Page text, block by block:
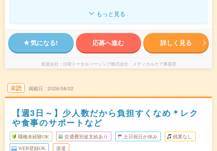
もっと見る
気になる! 応募へ進む 詳しく見る
派遣会社 日研トータルソーシング株式会社 メディカルケア事業部
未読 掲載日 2026/08/02
【週3日～】少人数だから負担すくなめ＊レク
や食事のサポートなど
職種未経験OK 交通費別途支給あり 土日祝日が休み 残業なし
WEB登録OK 派遣